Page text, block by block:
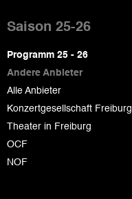
de
page
Saison 25-26
Programm 25 - 26
Andere Anbieter
Alle Anbieter
Konzertgesellschaft Freiburg
Theater in Freiburg
OCF
NOF